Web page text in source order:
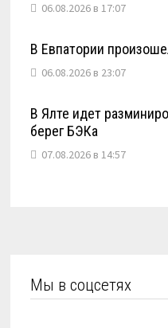
06.08.2026 в 17:07
В Евпатории
06.08.2026 в 23:07
В Ялте идет
берег БЭКа
07.08.2026 в 14:57
Мы в соцсетях